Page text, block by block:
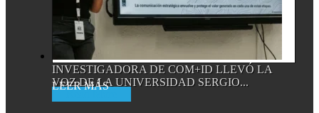
INVESTIGADORA DE COM+ID LLEVÓ LA
VOZ DE LA UNIVERSIDAD SERGIO...